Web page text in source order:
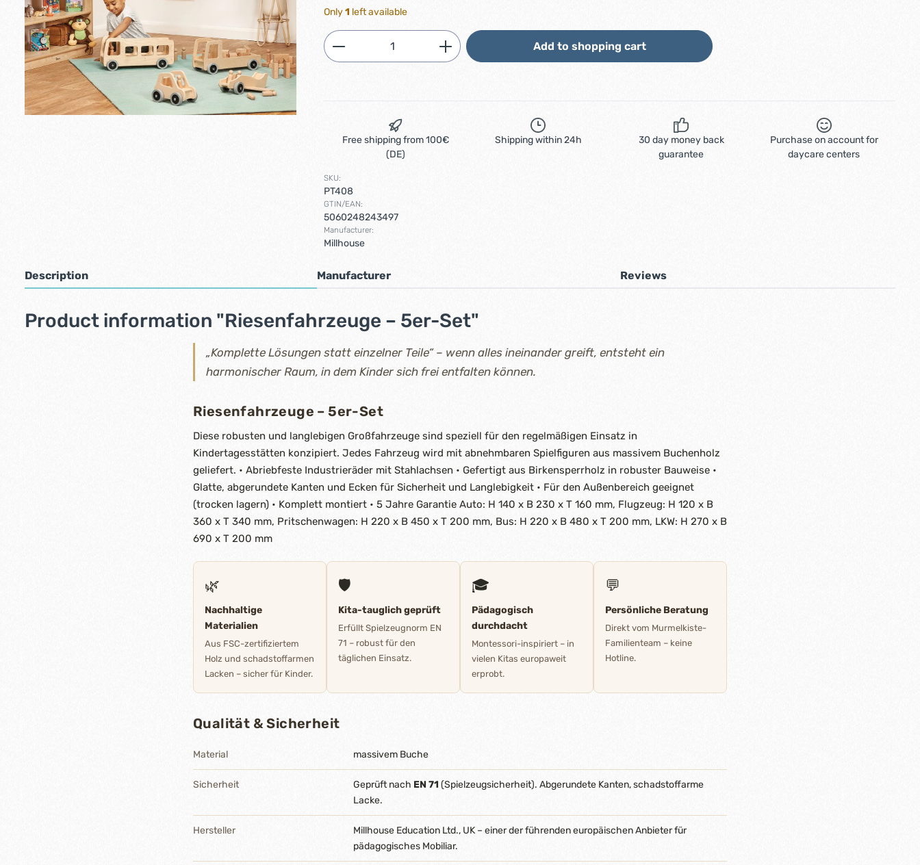
Only1 left available
Product Quantity: Enter the desired amount or use the buttons to increase or
Add to shopping cart
Free shipping from 100€
(DE)
Shipping within 24h
30 day money back
guarantee
Purchase on account for
daycare centers
SKU:
PT408
GTIN/EAN:
5060248243497
Manufacturer:
Millhouse
Description Manufacturer Reviews
Product information "Riesenfahrzeuge – 5er-Set"
„Komplette Lösungen statt einzelner Teile“ – wenn alles ineinander greift, entsteht ein
harmonischer Raum, in dem Kinder sich frei entfalten können.
Riesenfahrzeuge – 5er-Set
Diese robusten und langlebigen Großfahrzeuge sind speziell für den regelmäßigen Einsatz in
Kindertagesstätten konzipiert. Jedes Fahrzeug wird mit abnehmbaren Spielfiguren aus massivem Buchenholz
geliefert. • Abriebfeste Industrieräder mit Stahlachsen • Gefertigt aus Birkensperrholz in robuster Bauweise •
Glatte, abgerundete Kanten und Ecken für Sicherheit und Langlebigkeit • Für den Außenbereich geeignet
(trocken lagern) • Komplett montiert • 5 Jahre Garantie Auto: H 140 x B 230 x T 160 mm, Flugzeug: H 120 x B
360 x T 340 mm, Pritschenwagen: H 220 x B 450 x T 200 mm, Bus: H 220 x B 480 x T 200 mm, LKW: H 270 x B
690 x T 200 mm
🌿
Nachhaltige
Materialien
Aus FSC-zertifiziertem
Holz und schadstoffarmen
Lacken – sicher für Kinder.
🛡️
Kita-tauglich geprüft
Erfüllt Spielzeugnorm EN
71 – robust für den
täglichen Einsatz.
🎓
Pädagogisch
durchdacht
Montessori-inspiriert – in
vielen Kitas europaweit
erprobt.
💬
Persönliche Beratung
Direkt vom Murmelkiste-
Familienteam – keine
Hotline.
Qualität & Sicherheit
Material massivem Buche
Sicherheit Geprüft nach EN 71 (Spielzeugsicherheit). Abgerundete Kanten, schadstoffarme
Lacke.
Hersteller
Millhouse Education Ltd., UK – einer der führenden europäischen Anbieter für
pädagogisches Mobiliar.